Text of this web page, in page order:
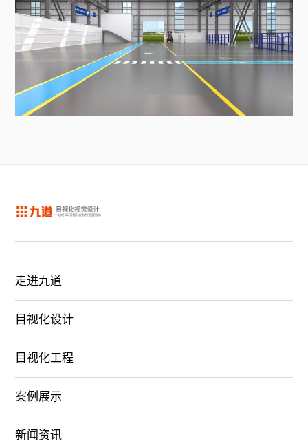
走进九道
目视化设计
目视化工程
案例展示
新闻资讯